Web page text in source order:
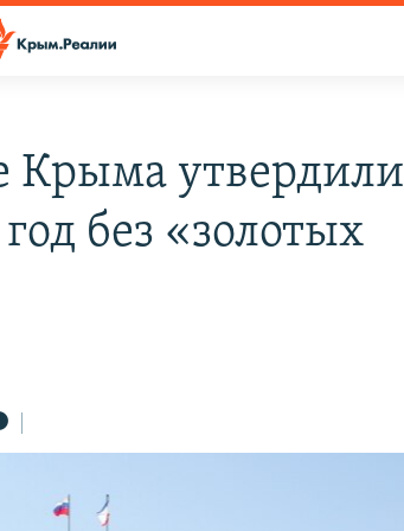
Крыма утвердили
без «золотых